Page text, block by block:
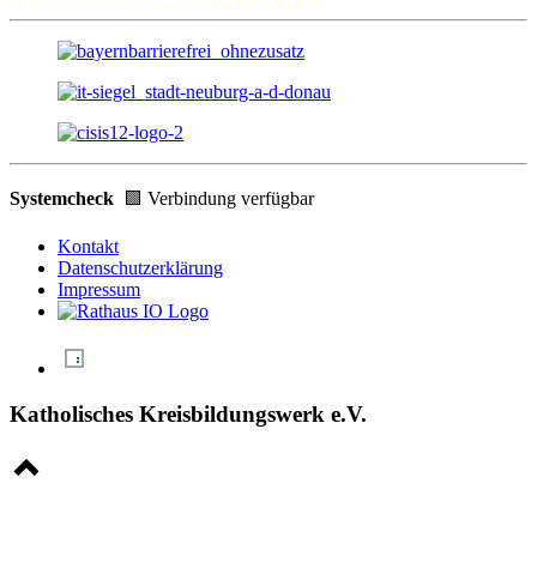
Systemcheck 🟩 Verbindung verfügbar
Kontakt
Datenschutzerklärung
Impressum
Katholisches Kreisbildungswerk e.V.